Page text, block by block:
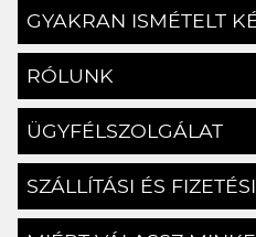
GYAKRAN ISMÉTELT
RÓLUNK
ÜGYFÉLSZOLGÁLAT
SZÁLLÍTÁSI ÉS